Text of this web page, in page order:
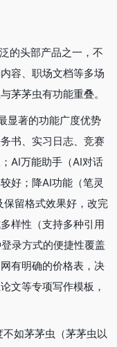
的头部产品之一，不
容、职场文档等多场
茅茅虫有功能重叠。
显著的功能广度优势
书、实习日志、竞赛
AI万能助手（AI对话
好；降AI功能（笔灵
留格式效果好，改完
样性（支持多种引用
录方式的便捷性覆盖
有明确的价格表，决
文等专项写作模板，
如茅茅虫（茅茅虫以